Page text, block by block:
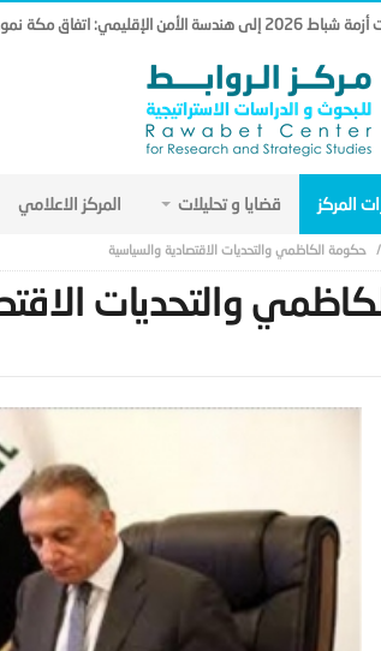
الإقليمي: اتفاق مكة نموذجاً.. (19)
المركز قضايا و تحليلات المركز الاعلامي
حكومة الكاظمي والتحديات الاقتصادية والسياسية
والتحديات